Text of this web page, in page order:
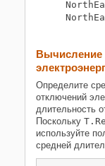
Вычисление
Определите
отключений
длительность
Поскольку
используйте
средней